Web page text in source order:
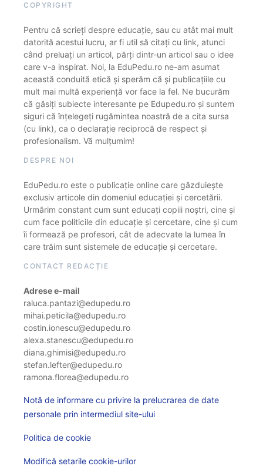
COPYRIGHT
Pentru că scrieți despre educație, sau cu atât mai mult
datorită acestui lucru, ar fi util să citați cu link, atunci
când preluați un articol, părți dintr-un articol sau o idee
care v-a inspirat. Noi, la EduPedu.ro ne-am asumat
această conduită etică și sperăm că și publicațiile cu
mult mai multă experiență vor face la fel. Ne bucurăm
că găsiți subiecte interesante pe Edupedu.ro și suntem
siguri că înțelegeți rugămintea noastră de a cita sursa
(cu link), ca o declarație reciprocă de respect și
profesionalism. Vă mulțumim!
DESPRE NOI
EduPedu.ro este o publicație online care găzduiește
exclusiv articole din domeniul educației și cercetării.
Urmărim constant cum sunt educați copiii noștri, cine și
cum face politicile din educație și cercetare, cine și cum
îi formează pe profesori, cât de adecvate la lumea în
care trăim sunt sistemele de educație și cercetare.
CONTACT REDACȚIE
Adrese e-mail
raluca.pantazi@edupedu.ro
mihai.peticila@edupedu.ro
costin.ionescu@edupedu.ro
alexa.stanescu@edupedu.ro
diana.ghimisi@edupedu.ro
stefan.lefter@edupedu.ro
ramona.florea@edupedu.ro
Notă de informare cu privire la prelucrarea de date
personale prin intermediul site-ului
Politica de cookie
Modifică setarile cookie-urilor